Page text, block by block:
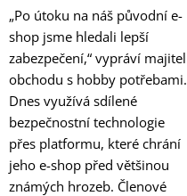
„Po útoku na náš původní e-
shop jsme hledali lepší
zabezpečení,“ vypráví majitel
obchodu s hobby potřebami.
Dnes využívá sdílené
bezpečnostní technologie
přes platformu, které chrání
jeho e-shop před většinou
známých hrozeb. Členové